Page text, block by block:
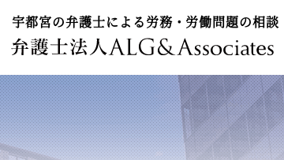
宇都宮の弁護士による労務・労働問題の相談